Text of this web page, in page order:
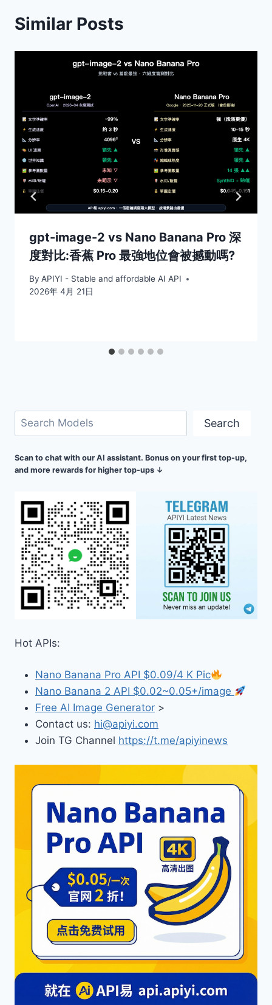
Similar Posts
gpt-image-2 vs Nano Banana Pro 深
度對比:香蕉 Pro 最強地位會被撼動嗎?
By APIYI - Stable and affordable AI API
2026年 4月 21日
搜
尋
Search
Scan to chat with our AI assistant. Bonus on your first top-up,
and more rewards for higher top-ups ↓
Hot APIs:
Nano Banana Pro API $0.09/4 K Pic
Nano Banana 2 API $0.02~0.05+/image
Free AI Image Generator >
Contact us: hi@apiyi.com
Join TG Channel https://t.me/apiyinews